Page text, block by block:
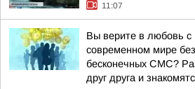
11:07
Вы верите в любовь с
современном мире
бесконечных СМС?
друг друга и